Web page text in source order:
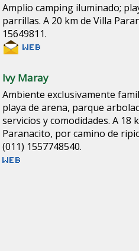
Amplio camping iluminado;
parrillas. A 20 km de Villa
15649811.
Ivy Maray
Ambiente exclusivamente
playa de arena, parque
servicios y comodidades. A 18
Paranacito, por camino de
(011) 1557748540.